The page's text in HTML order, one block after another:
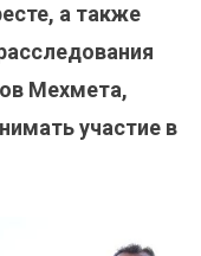
а также
Мехмета,
участие в